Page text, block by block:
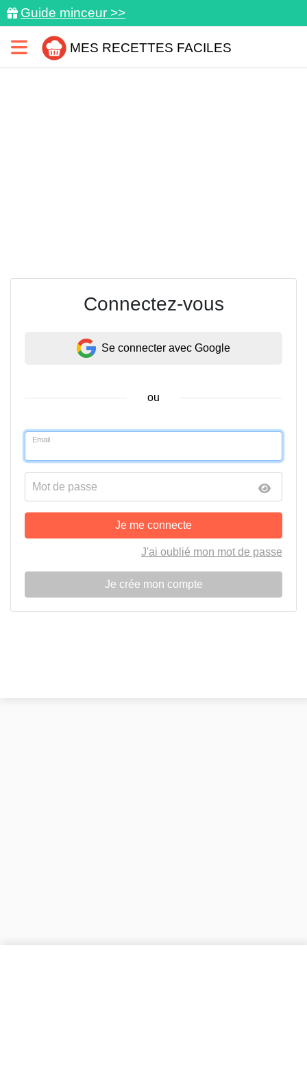
Guide minceur >>
MES RECETTES FACILES
Connectez-vous
Se connecter avec Google
ou
Email
Mot de passe
Je me connecte
J'ai oublié mon mot de passe
Je crée mon compte